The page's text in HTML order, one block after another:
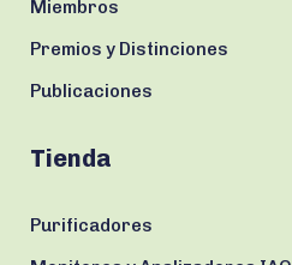
Miembros
Premios y Distinciones
Publicaciones
Tienda
Purificadores